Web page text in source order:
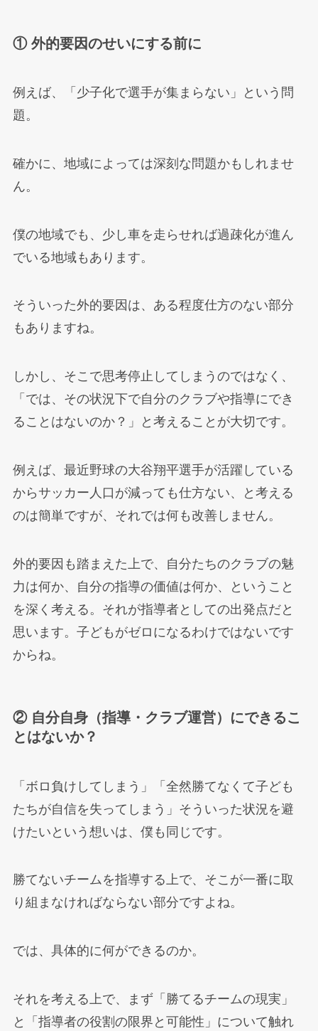
① 外的要因のせいにする前に
例えば、「少子化で選手が集まらない」という問
題。
確かに、地域によっては深刻な問題かもしれませ
ん。
僕の地域でも、少し車を走らせれば過疎化が進ん
でいる地域もあります。
そういった外的要因は、ある程度仕方のない部分
もありますね。
しかし、そこで思考停止してしまうのではなく、
「では、その状況下で自分のクラブや指導にでき
ることはないのか？」と考えることが大切です。
例えば、最近野球の大谷翔平選手が活躍している
からサッカー人口が減っても仕方ない、と考える
のは簡単ですが、それでは何も改善しません。
外的要因も踏まえた上で、自分たちのクラブの魅
力は何か、自分の指導の価値は何か、ということ
を深く考える。それが指導者としての出発点だと
思います。子どもがゼロになるわけではないです
からね。
② 自分自身（指導・クラブ運営）にできるこ
とはないか？
「ボロ負けしてしまう」「全然勝てなくて子ども
たちが自信を失ってしまう」そういった状況を避
けたいという想いは、僕も同じです。
勝てないチームを指導する上で、そこが一番に取
り組まなければならない部分ですよね。
では、具体的に何ができるのか。
それを考える上で、まず「勝てるチームの現実」
と「指導者の役割の限界と可能性」について触れ